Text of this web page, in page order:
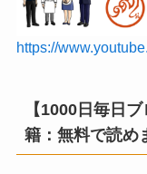
https://
【1000日毎日
籍：無料で読め